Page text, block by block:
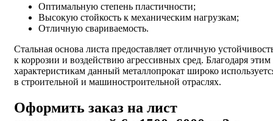
Оптимальную степень пластичности;
Высокую стойкость к механическим нагрузкам;
Отличную свариваемость.
Стальная основа листа предоставляет отличную
к коррозии и воздействию агрессивных сред. Благодаря этим
характеристикам данный металлопрокат широко
в строительной и машиностроительной отраслях.
Оформить заказ на лист